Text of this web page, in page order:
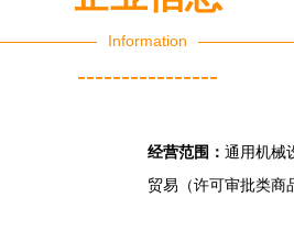
Information
----------------
经营范围： 通用机械
贸易（许可审批类商